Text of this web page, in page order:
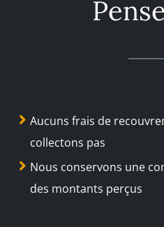
Aucuns frais de
collectons pas
Nous conservons une
des montants perçus